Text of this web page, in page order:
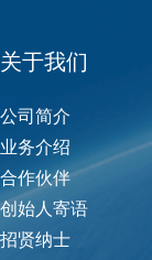
关于我们
公司简介
业务介绍
合作伙伴
创始人寄语
招贤纳士